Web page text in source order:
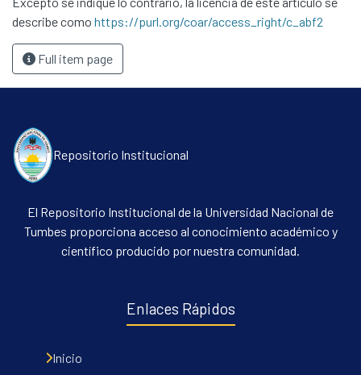
describe como https://purl.org/coar/access_right/c_abf2
Full item page
Repositorio Institucional
El Repositorio Institucional de la Universidad Nacional de
Tumbes proporciona acceso al conocimiento académico y
científico producido por nuestra comunidad.
Enlaces Rápidos
Inicio